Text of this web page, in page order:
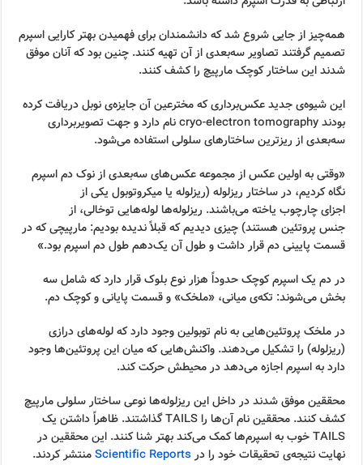
همه‌چیز از جایی شروع شد که دانشمندان برای فهمیدن بهتر کارایی اسپرم
تصمیم گرفتند تصاویر سه‌بعدی از آن تهیه کنند. چنین بود که آنان موفق
شدند این ساختار کوچک مارپیچ را کشف کنند.
این شیوه‌ی جدید عکس‌برداری که مخترعین آن جایزه‌ی نوبل دریافت کرده
بودند cryo-electron tomography نام دارد و جهت تصویربرداری
سه‌بعدی از ریزترین ساختارهای سلولی استفاده می‌شود.
«وقتی به اولین عکس از مجموعه عکس‌های سه‌بعدی از نوک دم اسپرم
نگاه کردیم، در ساختار ریزلوله (ریزلوله‌ یا میکروتوبول یکی از
اجزای چارچوب یاخته می‌باشند. ریزلوله‌ها لوله‌هایی توخالی، از
جنس پروتئین هستند) چیزی دیدیم که قبلاً ندیده بودیم: مارپیچی که در
قسمت پایینی دم قرار داشت و طول آن یک‌دهم طول دم اسپرم بود.»
در دم یک اسپرم کوچک حدوداً هزار نوع بلوک قرار دارد که شامل سه
بخش می‌شوند: تکه‌ی میانی، «ملخک» و قسمت پایانی و کوچک دم.
در ملخک پروتئین‌هایی به نام توبولین وجود دارد که لوله‌های درازی
(ریزلوله) را تشکیل می‌دهند. واکنش‌هایی که میان این پروتئین‌ها وجود
دارد به اسپرم اجازه می‌دهد در محیطش حرکت کند.
محققین موفق شدند در داخل این ریزلوله‌ها نوعی ساختار سلولی مارپیچ
کشف کنند. محققین نام آن‌ها را TAILS گذاشتند. ظاهراً داشتن یک
TAILS خوب به اسپرم‌ها کمک می‌کند بهتر شنا کنند. این محققین در
نهایت نتیجه‌ی تحقیقات خود را درScientific Reportsمنتشر کردند.